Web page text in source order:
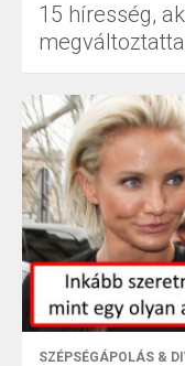
15 híresség,
SZÉPSÉGÁPOLÁS &